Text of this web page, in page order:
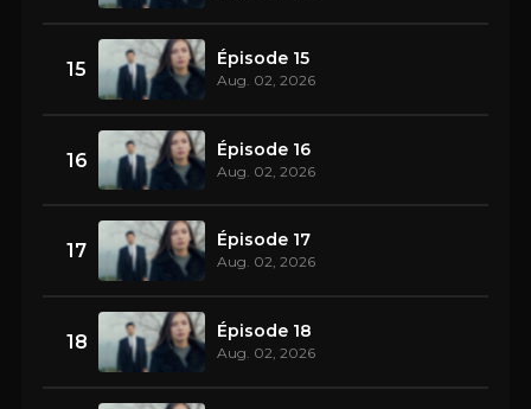
15 Épisode 15
Aug. 02, 2026
16 Épisode 16
Aug. 02, 2026
17 Épisode 17
Aug. 02, 2026
18 Épisode 18
Aug. 02, 2026